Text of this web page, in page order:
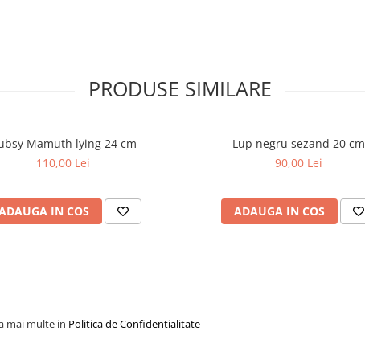
PRODUSE SIMILARE
Mamuth lying 24 cm
110,00 Lei
IN COS
Lup negru sezand 20 cm
90,00 Lei
ADAUGA IN COS
mai multe in Politica de Confidentialitate